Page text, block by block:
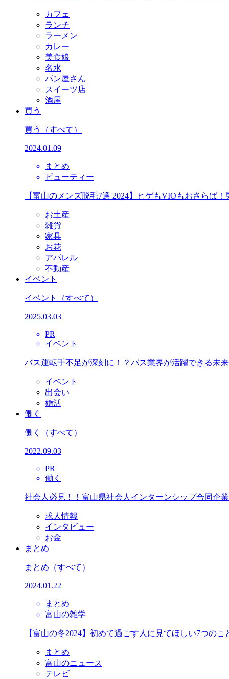
カフェ
ランチ
ラーメン
カレー
美食娘
名水
パン屋さん
スイーツ店
酒屋
買う
買う （すべて）
2024.01.09
まとめ
ビューティー
【富山のメンズ脱毛7選 2024】ヒゲもVIOもおさらば
お土産
雑貨
家具
お花
アパレル
不動産
イベント
イベント （すべて）
2025.03.03
PR
イベント
バス運転手不足が深刻に！？バス業界が活躍できる未
イベント
出会い
婚活
働く
働く （すべて）
2022.09.03
PR
働く
社会人必見！！富山県社会人インターンシップ合同企
求人情報
インタビュー
お金
まとめ
まとめ （すべて）
2024.01.22
まとめ
富山の雑学
【富山の冬2024】初めて過ごす人に見てほしい7つのこ
まとめ
富山のニュース
テレビ